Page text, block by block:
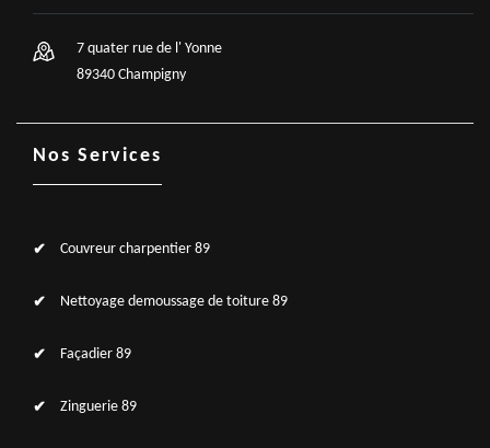
7 quater rue de l' Yonne
89340 Champigny
Nos Services
Couvreur charpentier 89
Nettoyage demoussage de toiture 89
Façadier 89
Zinguerie 89